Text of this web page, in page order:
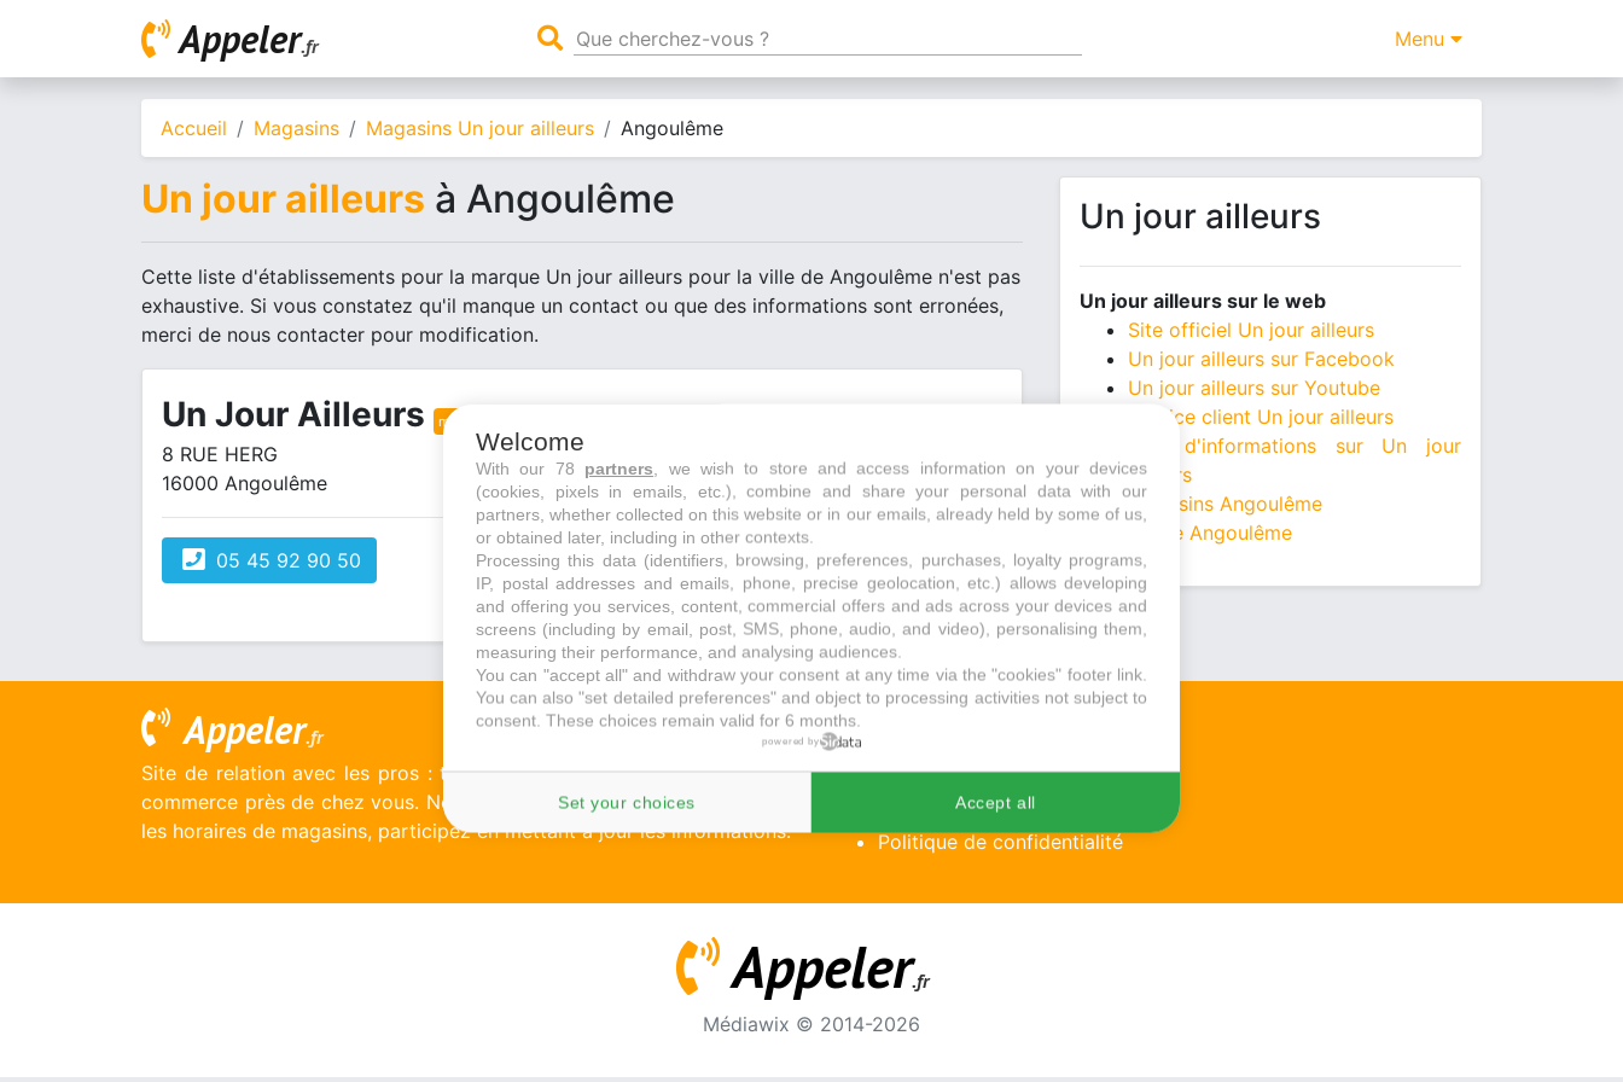
Appeler.fr Menu
Accueil Magasins Magasins Un jour ailleurs Angoulême
Un jour ailleurs à Angoulême
Cette liste d'établissements pour la marque Un jour ailleurs pour la ville de Angoulême n'est pas
exhaustive. Si vous constatez qu'il manque un contact ou que des informations sont erronées,
merci de nous contacter pour modification.
Un Jour Ailleurs magasin vêtements
8 RUE HERG
16000 Angoulême
05 45 92 90 50
Un jour ailleurs
Un jour ailleurs sur le web
Site officiel Un jour ailleurs
Un jour ailleurs sur Facebook
Un jour ailleurs sur Youtube
Service client Un jour ailleurs
Plus d'informations sur Un jour
ailleurs
Magasins Angoulême
Mairie Angoulême
Appeler.fr
Site de relation avec les pros : trouvez un magasin, une boutique, un
commerce près de chez vous. Notez-le en laissant votre avis. Trouvez
les horaires de magasins, participez en mettant à jour les informations.
Liens utiles
Mentions légales
Conditions d'utilisation
Politique de confidentialité
Appeler.fr
Médiawix © 2014-2026
Welcome
With our 78 partners , we wish to store and access information on your devices
(cookies, pixels in emails, etc.), combine and share your personal data with our
partners, whether collected on this website or in our emails, already held by some of us,
or obtained later, including in other contexts.
Processing this data (identifiers, browsing, preferences, purchases, loyalty programs,
IP, postal addresses and emails, phone, precise geolocation, etc.) allows developing
and offering you services, content, commercial offers and ads across your devices and
screens (including by email, post, SMS, phone, audio, and video), personalising them,
measuring their performance, and analysing audiences.
You can "accept all" and withdraw your consent at any time via the "cookies" footer link.
You can also "set detailed preferences" and object to processing activities not subject to
consent. These choices remain valid for 6 months.
powered by
Set your choices Accept all